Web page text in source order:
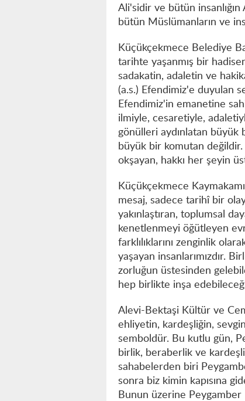
Ali'sidir ve bütün
bütün Müslümanların ve
Küçükçekmece Belediye
tarihte yaşanmış bir
sadakatin, adaletin ve
(a.s.) Efendimiz'e duyulan
Efendimiz'in emanetine
ilmiyle, cesaretiyle,
gönülleri aydınlatan büyük
büyük bir komutan değildir.
okşayan, hakkı her şeyin
Küçükçekmece
mesaj, sadece tarihî bir
yakınlaştıran, toplumsal
kenetlenmeyi öğütleyen
farklılıklarını zenginlik
yaşayan insanlarımızdır.
zorluğun üstesinden
hep birlikte inşa
Alevi-Bektaşi Kültür ve
ehliyetin, kardeşliğin,
semboldür. Bu kutlu gün,
birlik, beraberlik ve
sahabelerden biri
sonra biz kimin kapısına
Bunun üzerine